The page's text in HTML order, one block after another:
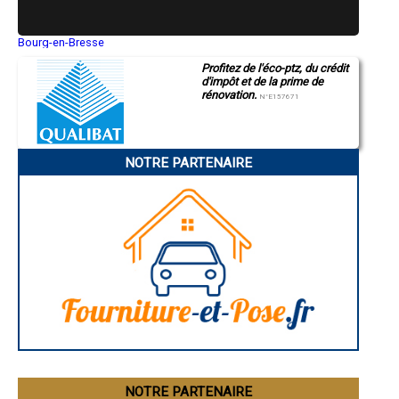
- Entreprise de rénovation immobilière à Gardères
- Entreprise de rénovation immobilière à Ordizan
- Entreprise de rénovation immobilière à Cantaous
- Entreprise de rénovation immobilière à Tostat
- Entreprise de rénovation immobilière à Beaucens
- Entreprise de rénovation immobilière à Ayzac-Ost
- Entreprise de rénovation immobilière à Mascaras
- Entreprise de rénovation immobilière à Monléon-Magnoac
- Entreprise de rénovation immobilière à Lézignan
- Entreprise de rénovation immobilière à Montastruc
- Entreprise de rénovation immobilière à Sarniguet
- Entreprise de rénovation immobilière à Auriébat
- Entreprise de rénovation immobilière à Vidouze
- Entreprise de rénovation immobilière à Arcizac-ez-Angles
- Entreprise de rénovation immobilière à Bazillac
- Entreprise de rénovation immobilière à Uglas
- Entreprise de rénovation immobilière à Souyeaux
- Entreprise de rénovation immobilière à Gez
- Entreprise de rénovation immobilière à Campistrous
- Entreprise de rénovation immobilière à Adast
Bourg-en-Bresse
Montluçon
Manosque
Gap
Charleville-Mézières
Pamiers
Narbonne
Saint-Brieuc
Besançon
Évreux
Profitez de l'éco-ptz, du crédit
d'impôt et de la prime de
rénovation. N°E157671
NOTRE PARTENAIRE
NOTRE PARTENAIRE